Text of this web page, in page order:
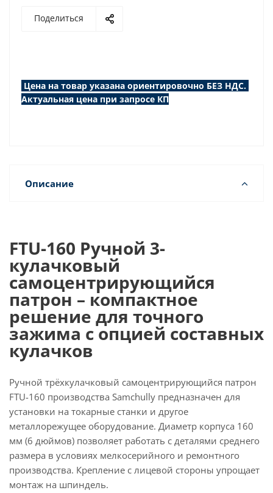
Поделиться
Цена на товар указана ориентировочно БЕЗ НДС.
Актуальная цена при запросе КП
Описание
FTU-160 Ручной 3-
кулачковый
самоцентрирующийся
патрон – компактное
решение для точного
зажима с опцией составных
кулачков
Ручной трёхкулачковый самоцентрирующийся патрон
FTU-160 производства Samchully предназначен для
установки на токарные станки и другое
металлорежущее оборудование. Диаметр корпуса 160
мм (6 дюймов) позволяет работать с деталями среднего
размера в условиях мелкосерийного и ремонтного
производства. Крепление с лицевой стороны упрощает
монтаж на шпиндель.